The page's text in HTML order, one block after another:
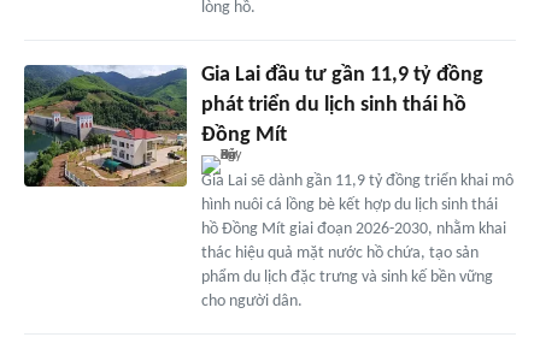
lòng hồ.
Gia Lai đầu tư gần 11,9 tỷ đồng
phát triển du lịch sinh thái hồ
Đồng Mít
Gia Lai sẽ dành gần 11,9 tỷ đồng triển khai mô
hình nuôi cá lồng bè kết hợp du lịch sinh thái
hồ Đồng Mít giai đoạn 2026-2030, nhằm khai
thác hiệu quả mặt nước hồ chứa, tạo sản
phẩm du lịch đặc trưng và sinh kế bền vững
cho người dân.